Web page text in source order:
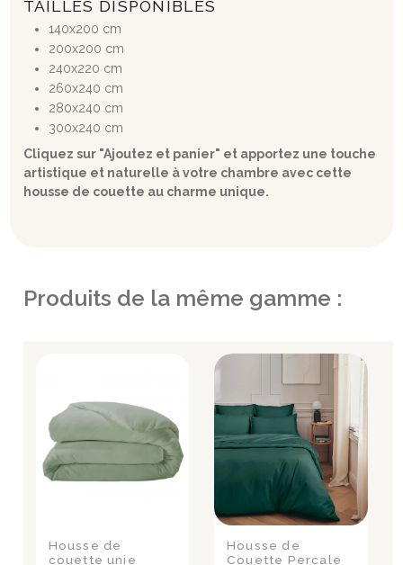
TAILLES DISPONIBLES
140x200 cm
200x200 cm
240x220 cm
260x240 cm
280x240 cm
300x240 cm
Cliquez sur "Ajoutez et panier" et apportez une touche
artistique et naturelle à votre chambre avec cette
housse de couette au charme unique.
Produits de la même gamme :
Housse de
couette unie
Housse de
Couette Percale